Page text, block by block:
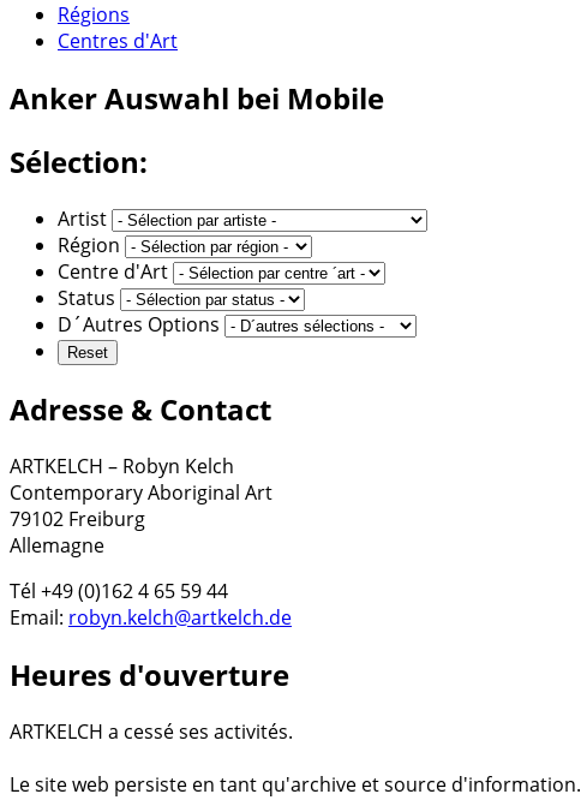
Régions
Centres d'Art
AnkerAuswahl bei Mobile
Sélection:
Artist
Région
Centre d'Art
Status
D´Autres Options
Adresse & Contact
ARTKELCH – Robyn Kelch
Contemporary Aboriginal Art
79102 Freiburg
Allemagne
Tél +49 (0)162 4 65 59 44
Email: robyn.kelch@artkelch.de
Heures d'ouverture
ARTKELCH a cessé ses activités.
Le site web persiste en tant qu'archive et source d'information.